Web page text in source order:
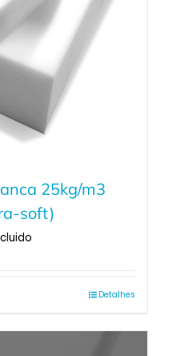
25kg/m3
soft)
Detalhes